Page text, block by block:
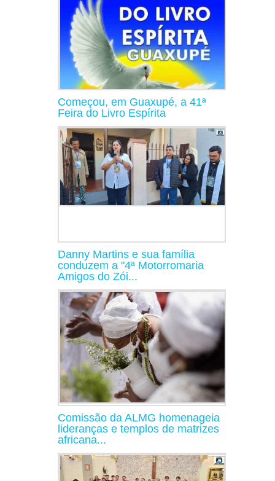
Começou, em Guaxupé, a 41ª
Feira do Livro Espírita
Danny Martins e sua família
conduzem a "4ª Motorromaria
Amigos do Zói...
Comissão da ALMG homenageia
lideranças e templos de matrizes
africana...